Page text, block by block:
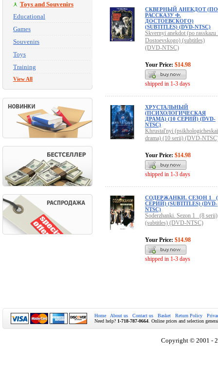
Toys and Souvenirs
Educational
Games
Souvenirs
Toys
Training
View All
СКВЕРНЫЙ АНЕКДОТ (ПО
РАССКАЗУ Ф.
ДОСТОЕВСКОГО)
(SUBTITLES) (DVD-NTSC)
Skvernyi anekdot (po rasskazu
Dostoevskogo) (subtitles)
(DVD-NTSC)
Your Price: $14.98
shipped in 1-3 days
ХРУСТАЛЬНЫЙ
(ПСИХОЛОГИЧЕСКАЯ
ДРАМА) (10 СЕРИЙ) (DVD-
NTSC)
Khrustal'nyi
drama) (10 serii) (DVD-
Your Price: $14.98
shipped in 1-3 days
СОДЕРЖАНКИ. СЕЗОН 1
СЕРИЙ) (SUBTITLES) (DVD-
NTSC)
Soderzhanki. Sezon 1 (8 serii)
(subtitles) (DVD-NTSC)
Your Price: $14.98
shipped in 1-3 days
Home About us Contact us Basket Return Policy
Need help? 1-718-787-0664 . Online prices and selection
Copyright © 2001 -